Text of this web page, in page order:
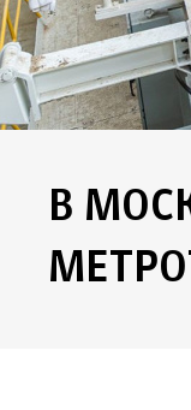
В